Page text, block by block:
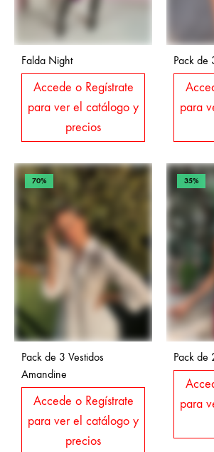
Falda Night
Accede o Regístrate
para ver el catálogo y
precios
Pack de
para
70%
Pack de 3 Vestidos
Amandine
Accede o Regístrate
para ver el catálogo y
precios
35%
Pack de
para